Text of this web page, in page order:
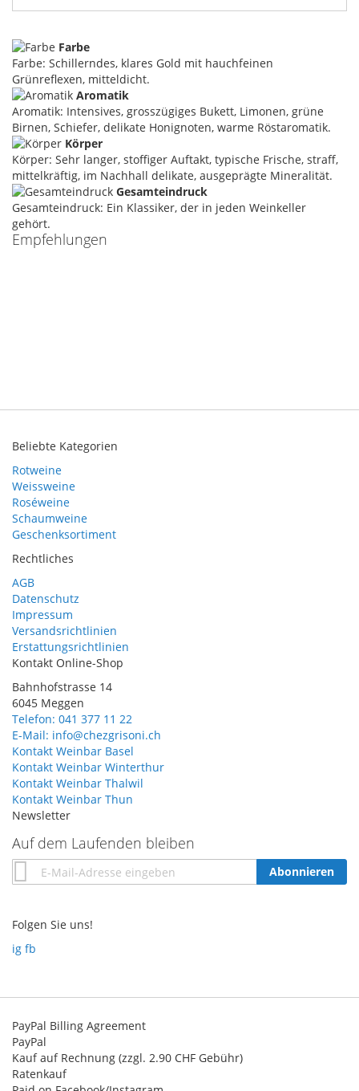
Farbe
Farbe: Schillerndes, klares Gold mit hauchfeinen
Grünreflexen, mitteldicht.
Aromatik
Aromatik: Intensives, grosszügiges Bukett, Limonen, grüne
Birnen, Schiefer, delikate Honignoten, warme Röstaromatik.
Körper
Körper: Sehr langer, stoffiger Auftakt, typische Frische, straff,
mittelkräftig, im Nachhall delikate, ausgeprägte Mineralität.
Gesamteindruck
Gesamteindruck: Ein Klassiker, der in jeden Weinkeller
gehört.
Empfehlungen
Beliebte Kategorien
Rotweine
Weissweine
Roséweine
Schaumweine
Geschenksortiment
Rechtliches
AGB
Datenschutz
Impressum
Versandsrichtlinien
Erstattungsrichtlinien
Kontakt Online-Shop
Bahnhofstrasse 14
6045 Meggen
Telefon: 041 377 11 22
E-Mail: info@chezgrisoni.ch
Kontakt Weinbar Basel
Kontakt Weinbar Winterthur
Kontakt Weinbar Thalwil
Kontakt Weinbar Thun
Newsletter
Auf dem Laufenden bleiben
Annmeldung
zum
Abonnieren
Folgen Sie uns!
ig fb
PayPal Billing Agreement
PayPal
Kauf auf Rechnung (zzgl. 2.90 CHF Gebühr)
Ratenkauf